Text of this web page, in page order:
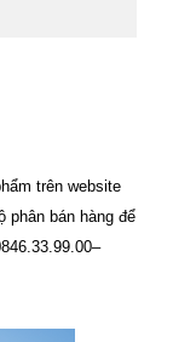
trên website
phân bán hàng để